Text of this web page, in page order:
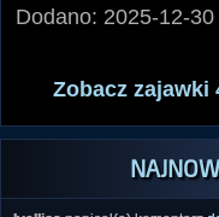
Dodano: 2025-12-
Zobacz zajawki